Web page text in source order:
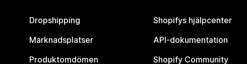
Dropshipping
Marknadsplatser
Produktomdömen
Shopifys hjälpcenter
API-dokumentation
Shopify Community